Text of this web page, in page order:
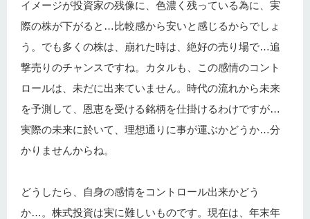
イメージが投資家の残像に、色濃く残っている為に、実
際の株が下がると…比較感から安いと感じるからでしょ
う。でも多くの株は、崩れた時は、絶好の売り場で…追
撃売りのチャンスですね。カタルも、この感情のコント
ロールは、未だに出来ていません。時代の流れから未来
を予測して、恩恵を受ける銘柄を仕掛けるわけですが…
実際の未来に於いて、理想通りに事が運ぶかどうか…分
かりませんからね。
どうしたら、自身の感情をコントロール出来かどう
か…。株式投資は実に難しいものです。現在は、年末年